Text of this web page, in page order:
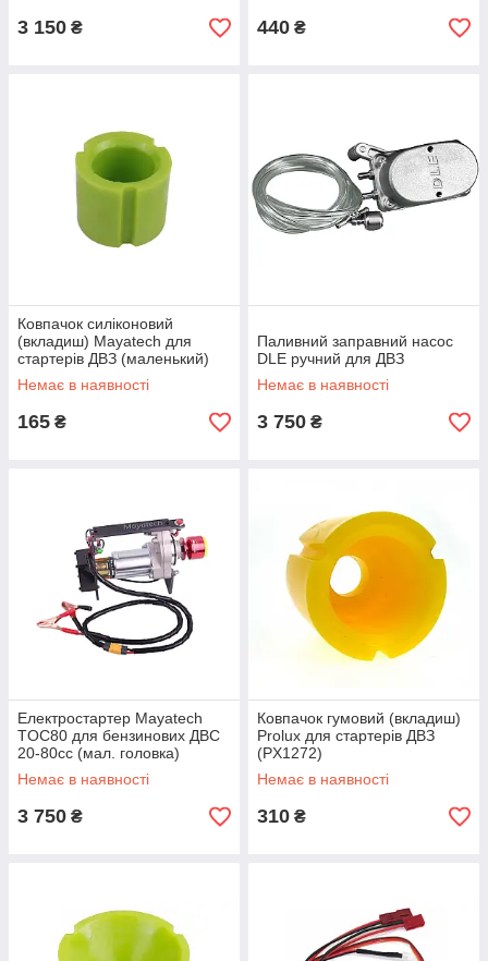
3 150 ₴ 440 ₴
Ковпачок силіконовий
(вкладиш) Mayatech для
стартерів ДВЗ (маленький)
Немає в наявності
165 ₴
Паливний заправний насос
DLE ручний для ДВЗ
Немає в наявності
3 750 ₴
Електростартер Mayatech
TOC80 для бензинових ДВС
20-80cc (мал. головка)
Немає в наявності
3 750 ₴
Ковпачок гумовий (вкладиш)
Prolux для стартерів ДВЗ
(PX1272)
Немає в наявності
310 ₴